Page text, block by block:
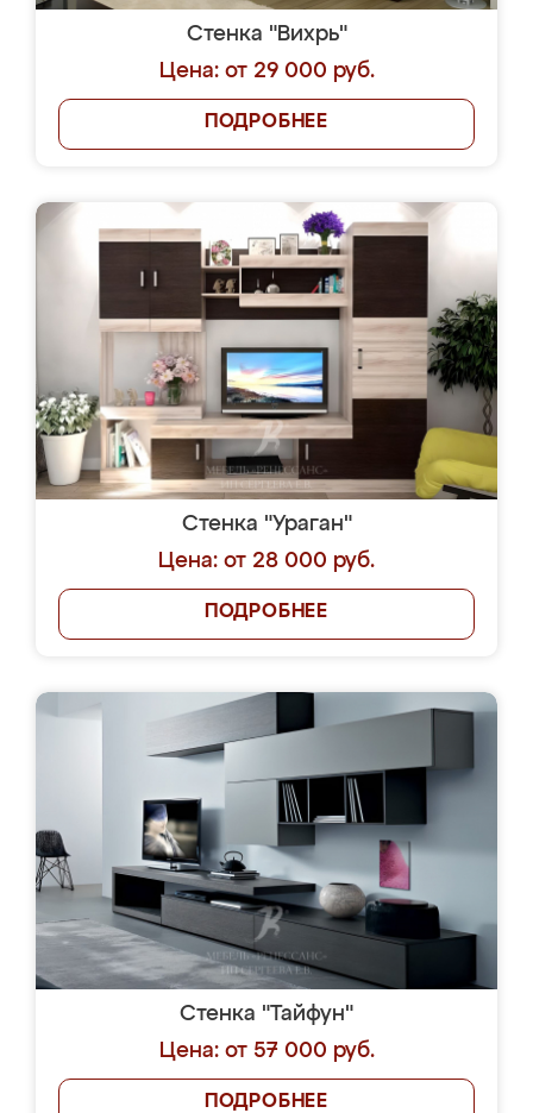
Стенка "Вихрь"
Цена: от 29 000 руб.
ПОДРОБНЕЕ
Стенка "Ураган"
Цена: от 28 000 руб.
ПОДРОБНЕЕ
Стенка "Тайфун"
Цена: от 57 000 руб.
ПОДРОБНЕЕ